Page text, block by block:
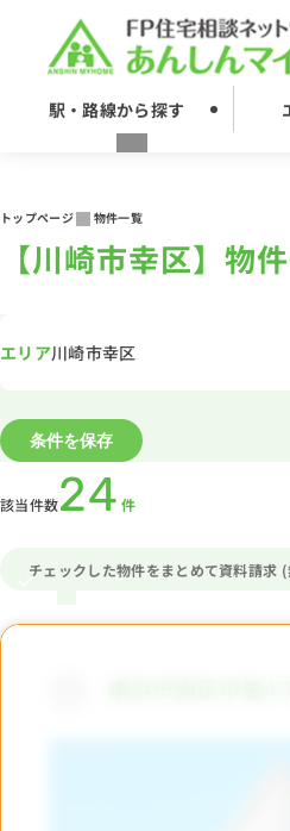
駅・路線から探す
トップページ 物件一覧
【川崎市幸区】物
エリア川崎市幸区
条件を保存
該当件数24 件
チェックした物件をまとめて資料請求